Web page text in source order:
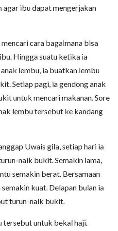
ibu dapat mengerjakan
cara bagaimana bisa
Hingga suatu ketika ia
lembu, ia buatkan lembu
Setiap pagi, ia gendong anak
untuk mencari makanan. Sore
lembu tersebut ke kandang
Uwais gila, setiap hari ia
naik bukit. Semakin lama,
semakin berat. Bersamaan
kuat. Delapan bulan ia
turun-naik bukit.
tersebut untuk bekal haji.